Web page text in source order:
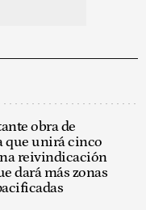
obra de
que unirá cinco
reivindicación
dará más zonas